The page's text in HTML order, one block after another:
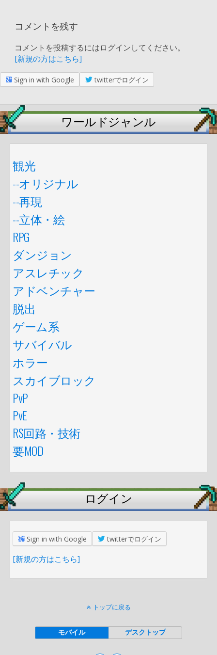
コメントを残す
コメントを投稿するにはログインしてください。
[新規の方はこちら]
Sign in with Google twitterでログイン
ワールドジャンル
観光
--オリジナル
--再現
--立体・絵
RPG
ダンジョン
アスレチック
アドベンチャー
脱出
ゲーム系
サバイバル
ホラー
スカイブロック
PvP
PvE
RS回路・技術
要MOD
ログイン
Sign in with Google twitterでログイン
[新規の方はこちら]
トップに戻る
モバイル デスクトップ